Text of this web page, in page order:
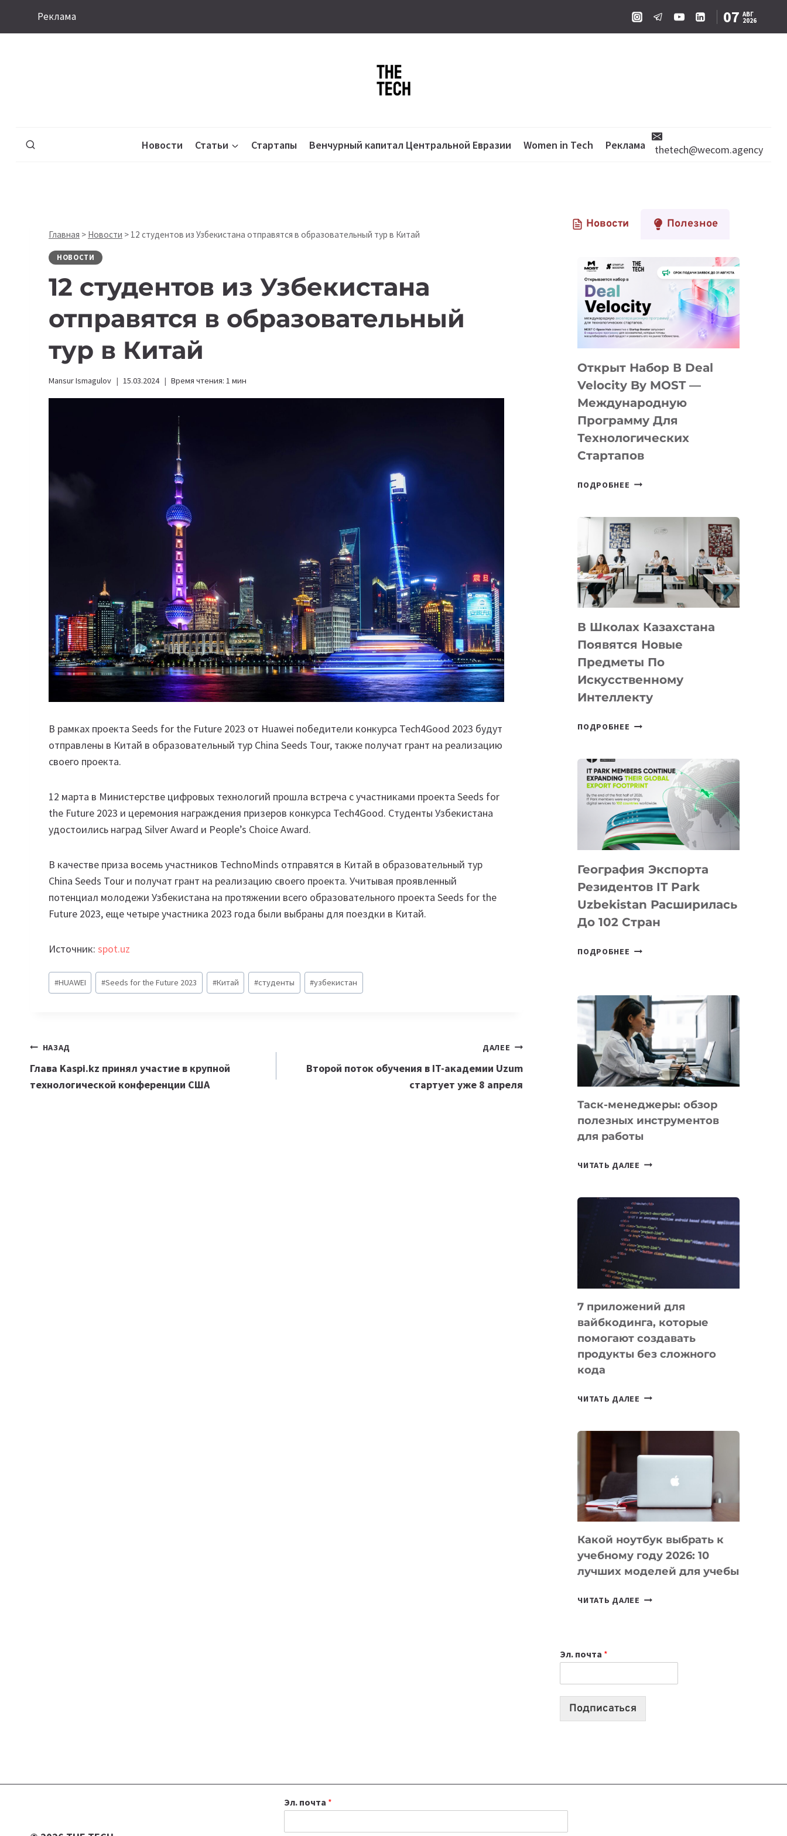
Реклама 07 АВГ
2026
Новости Статьи Стартапы Венчурный капитал Центральной Евразии Women in Tech Реклама thetech@wecom.agency
Главная > Новости > 12 студентов из Узбекистана отправятся в образовательный тур в Китай
НОВОСТИ
12 студентов из Узбекистана
отправятся в образовательный
тур в Китай
Mansur Ismagulov 15.03.2024 Время чтения: 1 мин
В рамках проекта Seeds for the Future 2023 от Huawei победители конкурса Tech4Good 2023 будут
отправлены в Китай в образовательный тур China Seeds Tour, также получат грант на реализацию
своего проекта.
12 марта в Министерстве цифровых технологий прошла встреча с участниками проекта Seeds for
the Future 2023 и церемония награждения призеров конкурса Tech4Good. Студенты Узбекистана
удостоились наград Silver Award и People’s Choice Award.
В качестве приза восемь участников TechnoMinds отправятся в Китай в образовательный тур
China Seeds Tour и получат грант на реализацию своего проекта. Учитывая проявленный
потенциал молодежи Узбекистана на протяжении всего образовательного проекта Seeds for the
Future 2023, еще четыре участника 2023 года были выбраны для поездки в Китай.
Источник: spot.uz
Метки
записи:
#HUAWEI #Seeds for the Future 2023 #Китай #студенты #узбекистан
Навигация
по
НАЗАД
Глава Kaspi.kz принял участие в крупной
технологической конференции США
ДАЛЕЕ
Второй поток обучения в IT-академии Uzum
стартует уже 8 апреля
Новости Полезное
Открыт Набор В Deal
Velocity By MOST —
Международную
Программу Для
Технологических
Стартапов
ПОДРОБНЕЕ ОТКРЫТ
DEAL
VELOCITY
MOST
—
МЕЖДУНАРОДНУЮ
ДЛЯ
ТЕХНОЛОГИЧЕСКИХ
СТАРТАПОВ
В Школах Казахстана
Появятся Новые
Предметы По
Искусственному
Интеллекту
ПОДРОБНЕЕ
ПОЯВЯТСЯ
НОВЫЕ
ПРЕДМЕТЫ
ПО
ИСКУССТВЕННОМУ
ИНТЕЛЛЕКТУ
География Экспорта
Резидентов IT Park
Uzbekistan Расширилась
До 102 Стран
ПОДРОБНЕЕ ГЕОГРАФИЯ
PARK
UZBEKISTAN
РАСШИРИЛАСЬ
ДО
102
СТРАН
Таск-менеджеры: обзор
полезных инструментов
для работы
ЧИТАТЬ ДАЛЕЕ ТАСК-
ПОЛЕЗНЫХ
ИНСТРУМЕНТОВ
ДЛЯ
РАБОТЫ
7 приложений для
вайбкодинга, которые
помогают создавать
продукты без сложного
кода
ЧИТАТЬ ДАЛЕЕ
КОТОРЫЕ
СОЗДАВАТЬ
БЕЗ
КОДА
Какой ноутбук выбрать к
учебному году 2026: 10
лучших моделей для учебы
ЧИТАТЬ ДАЛЕЕ КАКОЙ
2026:
10
Эл. почта *
Подписаться
Эл. почта *